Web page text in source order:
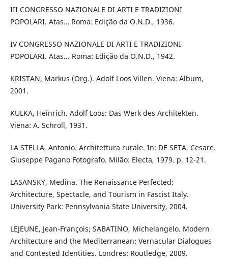
III CONGRESSO NAZIONALE DI ARTI E TRADIZIONI
POPOLARI. Atas… Roma: Edição da O.N.D., 1936.
IV CONGRESSO NAZIONALE DI ARTI E TRADIZIONI
POPOLARI. Atas... Roma: Edição da O.N.D., 1942.
KRISTAN, Markus (Org.). Adolf Loos Villen. Viena: Album,
2001.
KULKA, Heinrich. Adolf Loos: Das Werk des Architekten.
Viena: A. Schroll, 1931.
LA STELLA, Antonio. Architettura rurale. In: DE SETA, Cesare.
Giuseppe Pagano Fotografo. Milão: Electa, 1979. p. 12-21.
LASANSKY, Medina. The Renaissance Perfected:
Architecture, Spectacle, and Tourism in Fascist Italy.
University Park: Pennsylvania State University, 2004.
LEJEUNE, Jean-François; SABATINO, Michelangelo. Modern
Architecture and the Mediterranean: Vernacular Dialogues
and Contested Identities. Londres: Routledge, 2009.